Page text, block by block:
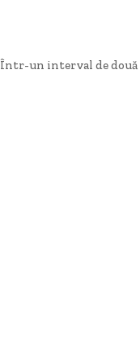
Într-un interval de două